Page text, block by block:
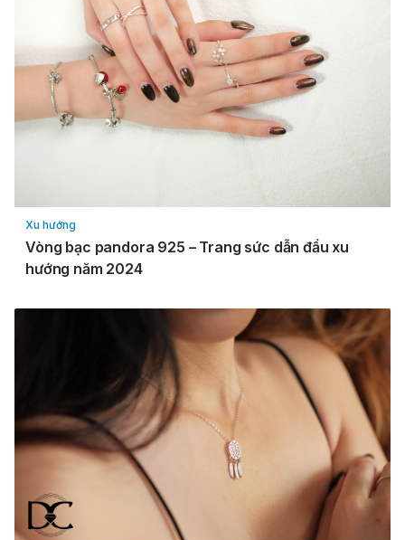
Xu hướng
Vòng bạc pandora 925 – Trang sức dẫn đầu xu
hướng năm 2024